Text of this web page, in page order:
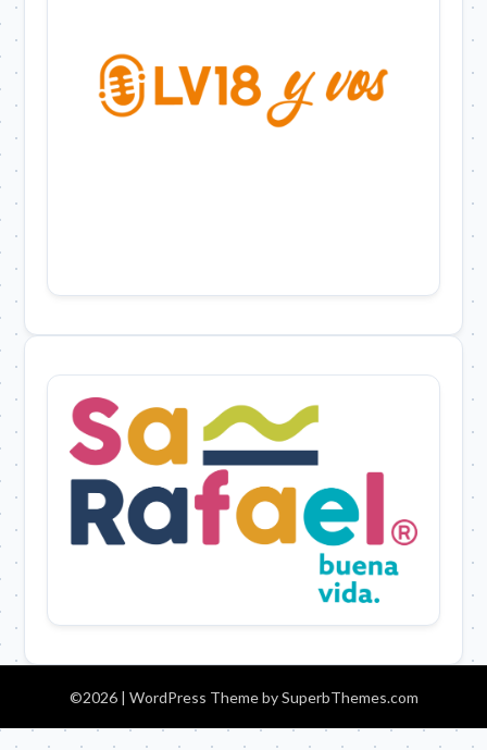
©2026 | WordPress Theme bySuperbThemes.com